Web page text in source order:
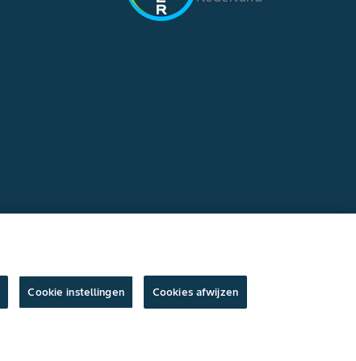
Cookie instellingen Cookies afwijzen